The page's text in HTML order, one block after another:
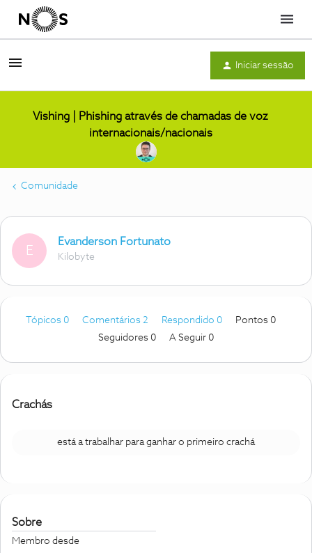
Menu
Iniciar sessão
Vishing | Phishing através de chamadas de voz
internacionais/nacionais
Comunidade
E
Evanderson Fortunato
Kilobyte
Tópicos 0 Comentários 2 Respondido 0
Pontos 0
Seguidores 0 A Seguir 0
Crachás
está a trabalhar para ganhar o primeiro crachá
Sobre
Membro desde